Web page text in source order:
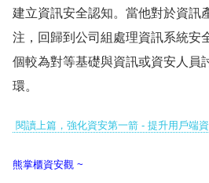
建立資訊安全認知。當他對於資訊
注，回歸到公司組處理資訊系統安
個較為對等基礎與資訊或資安人員
環。
閱讀上篇，強化資安第一箭 - 提升用戶端
熊掌櫃資安觀 ~